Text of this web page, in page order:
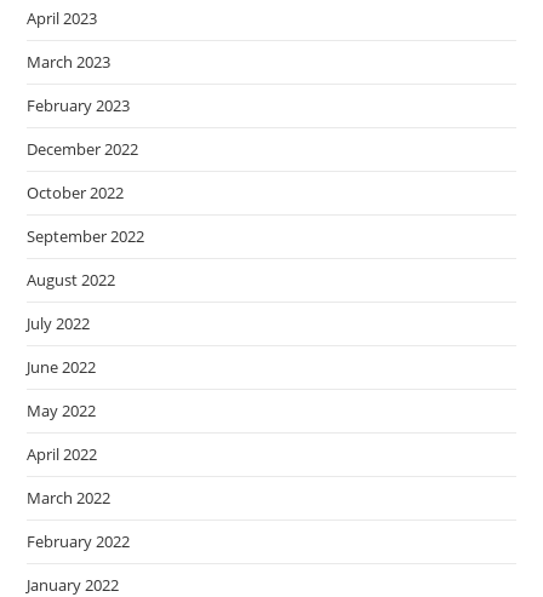
April 2023
March 2023
February 2023
December 2022
October 2022
September 2022
August 2022
July 2022
June 2022
May 2022
April 2022
March 2022
February 2022
January 2022